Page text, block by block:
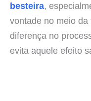
besteira,
vontade no meio
diferença no
evita aquele efeito